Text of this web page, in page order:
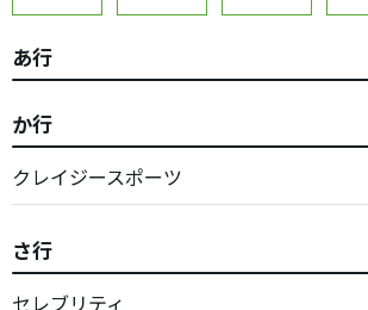
あ行
か行
クレイジースポーツ
さ行
セレブリティ